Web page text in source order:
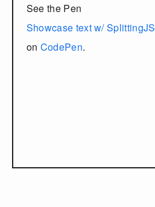
See the Pen
Showcase text w/ SplittingJS
on CodePen.